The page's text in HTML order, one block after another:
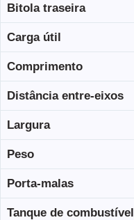
Bitola traseira
Carga útil
Comprimento
Distância entre-eixos
Largura
Peso
Porta-malas
Tanque de combustível